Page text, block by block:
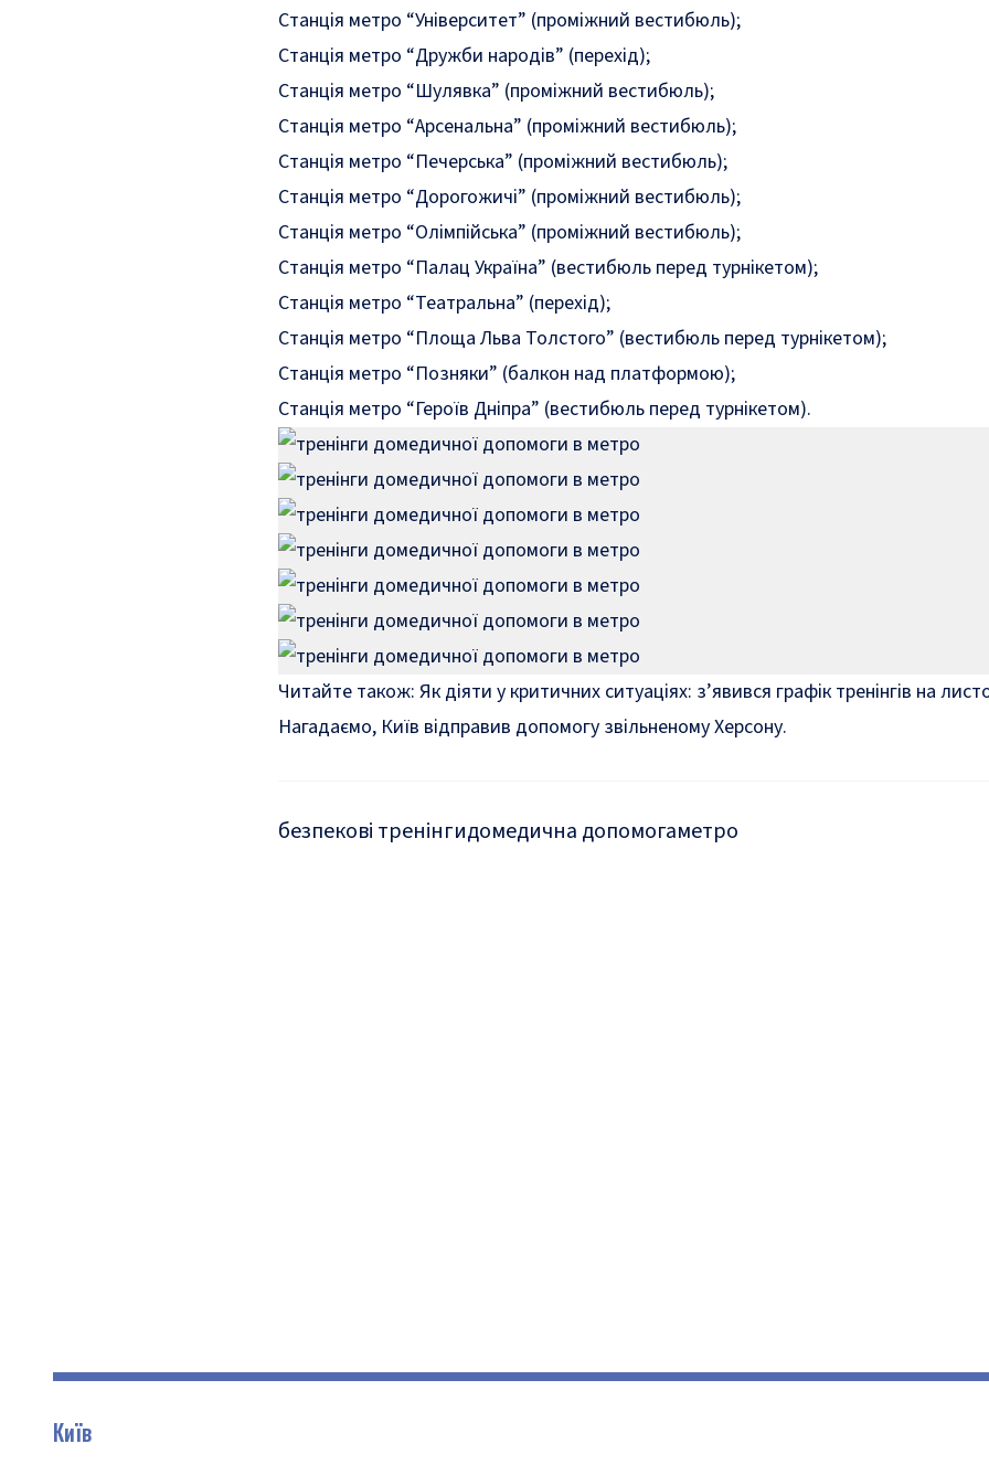
Станція метро “Університет” (проміжний вестибюль);
Станція метро “Дружби народів” (перехід);
Станція метро “Шулявка” (проміжний вестибюль);
Станція метро “Арсенальна” (проміжний вестибюль);
Станція метро “Печерська” (проміжний вестибюль);
Станція метро “Дорогожичі” (проміжний вестибюль);
Станція метро “Олімпійська” (проміжний вестибюль);
Станція метро “Палац Україна” (вестибюль перед турнікетом);
Станція метро “Театральна” (перехід);
Станція метро “Площа Льва Толстого” (вестибюль перед турнікетом);
Станція метро “Позняки” (балкон над платформою);
Станція метро “Героїв Дніпра” (вестибюль перед турнікетом).
Читайте також: Як діяти у критичних ситуаціях: з’явився графік тренінгів на
Нагадаємо, Київ відправив допомогу звільненому Херсону.
безпекові тренінгидомедична допомогаметро
Київ